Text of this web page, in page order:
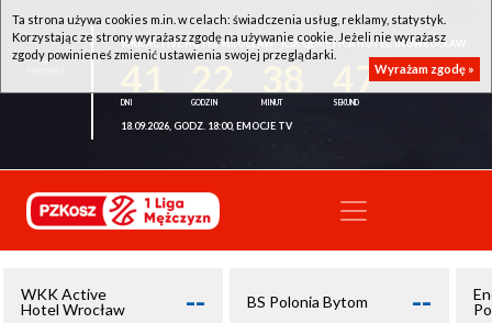
WKK ACTIVE HOTEL WROCŁAW - KSK QEMETICA NOTEĆ INOWROCŁAW
46
18.09.2026, GODZ. 18:00, EMOCJE TV
WKK Active
Hotel Wrocław
-- BS Polonia Bytom --
Ta strona używa cookies m.in. w celach: świadczenia usług, reklamy, statystyk.
Korzystając ze strony wyrażasz zgodę na używanie cookie. Jeżeli nie wyrażasz
zgody powinieneś zmienić ustawienia swojej przeglądarki.
Wyrażam zgodę »